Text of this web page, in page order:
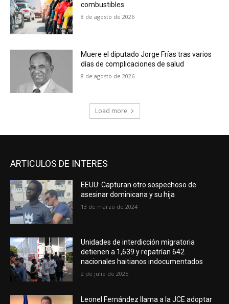
combustibles
8 de agosto de 2026
Muere el diputado Jorge Frías tras varios
días de complicaciones de salud
8 de agosto de 2026
Load more
ARTICULOS DE INTERES
EEUU: Capturan otro sospechoso de
asesinar dominicana y su hija
13 de marzo de 2024
Unidades de interdicción migratoria
detienen a 1,639 y repatrían 642
nacionales haitianos indocumentados
2 de julio de 2025
Leonel Fernández llama a la JCE adoptar